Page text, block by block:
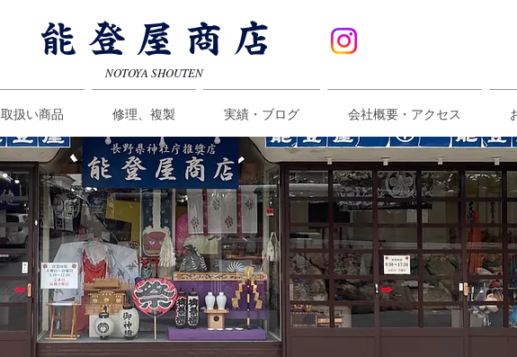
能登屋商店
NOTOYA SHOUTEN
取扱い商品 修理、複製 実績・ブログ 会社概要・アクセス